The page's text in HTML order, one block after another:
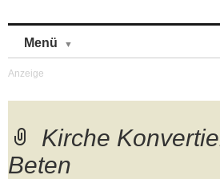
Menü
Kirche
Beten